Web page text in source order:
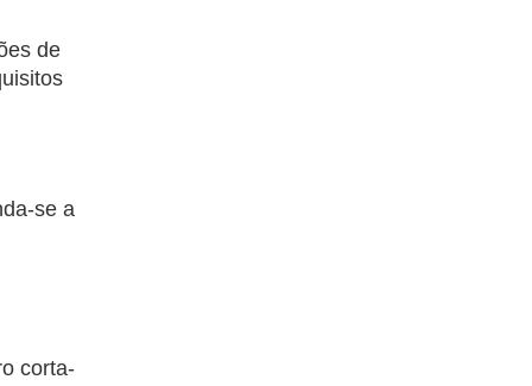
de
se a
corta-